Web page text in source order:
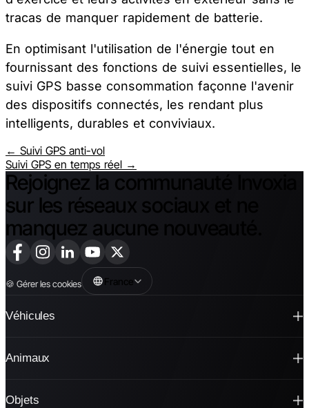
tracas de manquer rapidement de batterie.
En optimisant l'utilisation de l'énergie tout en
fournissant des fonctions de suivi essentielles, le
suivi GPS basse consommation façonne l'avenir
des dispositifs connectés, les rendant plus
intelligents, durables et conviviaux.
← Suivi GPS anti-vol
Suivi GPS en temps réel →
Rejoignez la communauté Invoxia
sur les réseaux sociaux et ne
manquez aucune nouveauté.
🍪 Gérer les cookies France
Véhicules
Animaux
Objets